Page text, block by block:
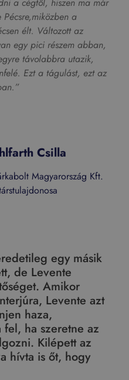
a
élt. Változott az
egy pici részem abban,
távolabbra utazik,
Ezt a tágulást, ezt az
Csilla
Magyarország Kft.
egy másik
de Levente
Amikor
Levente azt
haza,
ha szeretne az
Kilépett az
hívta is őt, hogy